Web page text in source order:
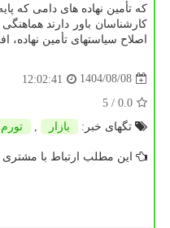
که تأمین نهاده های دامی که
کارشناسان باور دارند
اصلاح سیاستهای تأمین
1404/08/08
12:02:41
0.0
/ 5
تگهای خبر:
بازار , تورم
این مطلب ارتباط با مشتری